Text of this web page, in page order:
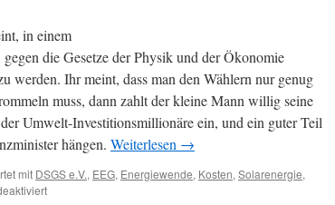
Rechnungen“
in einem
die Gesetze der Physik und der Ökonomie
werden. Ihr meint, dass man den Wählern nur genug
muss, dann zahlt der kleine Mann willig seine
Umwelt-Investitionsmillionäre ein, und ein guter Teil
hängen. Weiterlesen →
mit DSGS e.V., EEG, Energiewende, Kosten, Solarenergie,
für